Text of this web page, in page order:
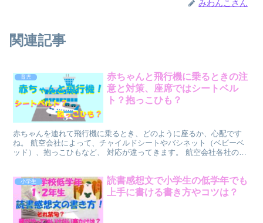
みわんこさん
関連記事
育児
赤ちゃんと飛行機に乗るときの注
意と対策、座席ではシートベル
ト？抱っこひも？
赤ちゃんを連れて飛行機に乗るとき、どのように座るか、心配です
ね。 航空会社によって、チャイルドシートやバシネット（ベビーベ
ッド）、抱っこひもなど、 対応が違ってきます。 航空会社各社の赤
小学生
読書感想文で小学生の低学年でも
上手に書ける書き方やコツは？